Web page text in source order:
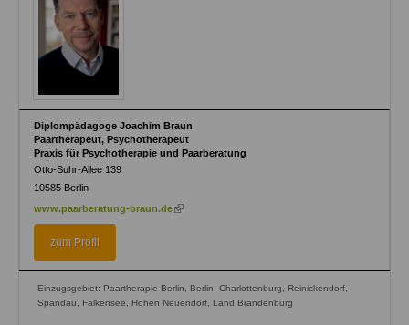
Diplompädagoge Joachim Braun
Paartherapeut, Psychotherapeut
Praxis für Psychotherapie und Paarberatung
Otto-Suhr-Allee 139
10585 Berlin
www.paarberatung-braun.de (link
zum Profil
Einzugsgebiet: Paartherapie Berlin, Berlin, Charlottenburg, Reinickendorf,
Spandau, Falkensee, Hohen Neuendorf, Land Brandenburg